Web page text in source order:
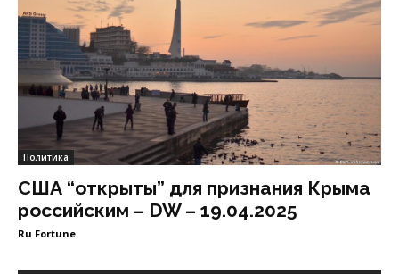
Политика
США “открыты” для признания Крыма
российским – DW – 19.04.2025
Ru Fortune